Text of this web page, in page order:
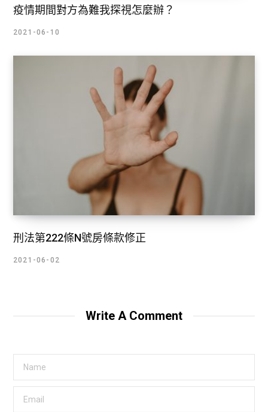
疫情期間對方為難我探視怎麼辦？
2021-06-10
刑法第222條N號房條款修正
2021-06-02
Write A Comment